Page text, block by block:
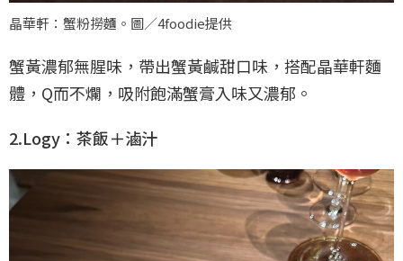
晶華軒：蟹粉撈麵。圖／4foodie提供
蟹黃濃郁無腥味，帶出蟹黃鹹甜口味，搭配晶華軒麵
體，Q而不爛，吸附飽滿蟹膏入味又濃郁。
2.Logy：茶飯＋滷汁